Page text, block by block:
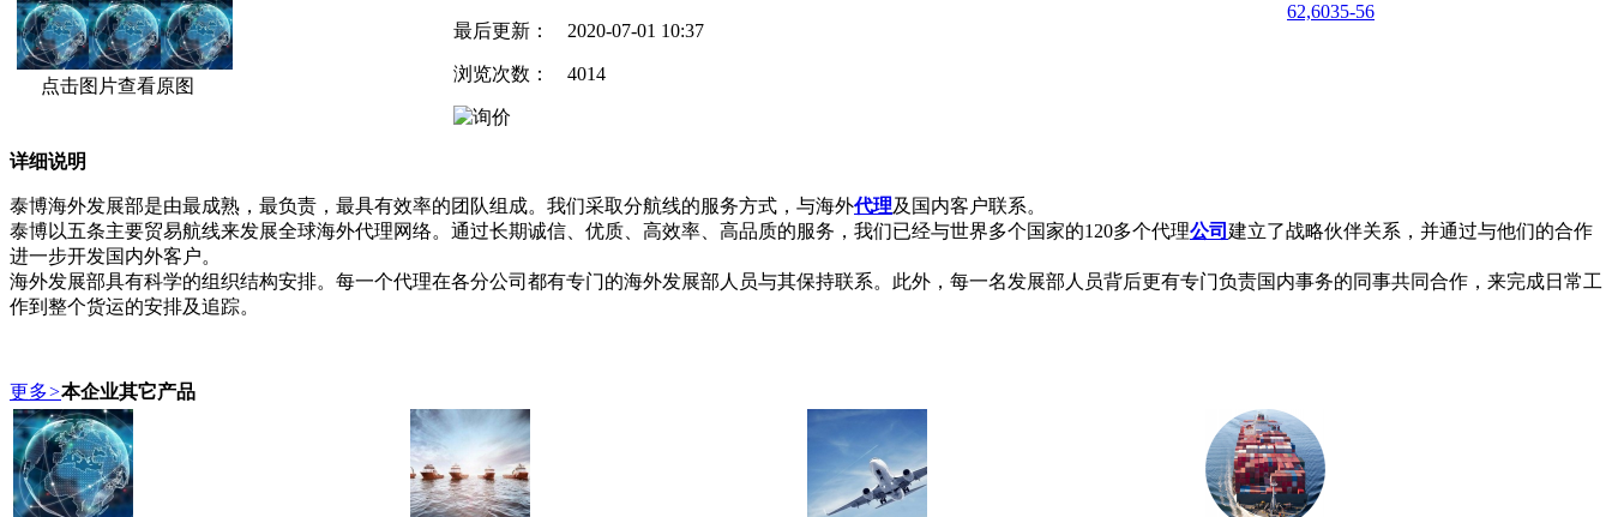
点击图片查看原图
最后更新： 2020-07-01 10:37
浏览次数： 4014
62,6035-56
详细说明
泰博海外发展部是由最成熟，最负责，最具有效率的团队组成。我们采取分航线的服务方式，与海外代理及国内客户联系。
泰博以五条主要贸易航线来发展全球海外代理网络。通过长期诚信、优质、高效率、高品质的服务，我们已经与世界多个国家的120多个代理公司 建立了战略伙伴关系，并通过与他们的合作
进一步开发国内外客户。
海外发展部具有科学的组织结构安排。每一个代理在各分公司都有专门的海外发展部人员与其保持联系。此外，每一名发展部人员背后更有专门负责国内事务的同事共同合作，来完成日常工
作到整个货运的安排及追踪。
更多>本企业其它产品